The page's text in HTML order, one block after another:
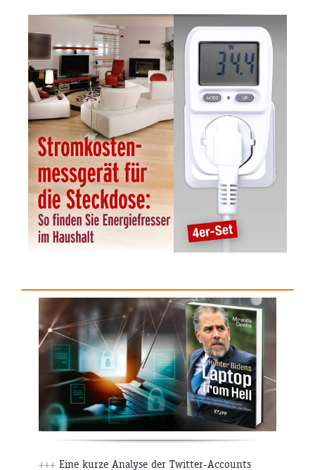
+++ Eine kurze Analyse der Twitter-Accounts